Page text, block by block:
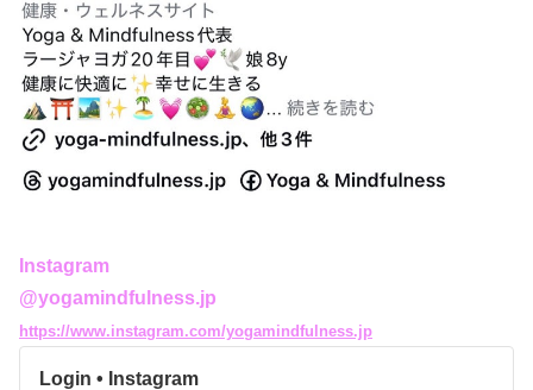
Instagram
@yogamindfulness.jp
https://www.instagram.com/yogamindfulness.jp
Login • Instagram